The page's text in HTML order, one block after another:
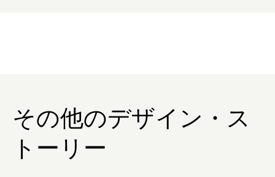
その他のデザイン・ス
トーリー